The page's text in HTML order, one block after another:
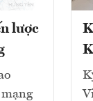
lược